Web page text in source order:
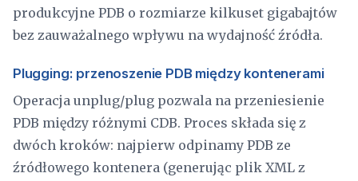
produkcyjne PDB o rozmiarze kilkuset gigabajtów
bez zauważalnego wpływu na wydajność źródła.
Plugging: przenoszenie PDB między kontenerami
Operacja unplug/plug pozwala na przeniesienie
PDB między różnymi CDB. Proces składa się z
dwóch kroków: najpierw odpinamy PDB ze
źródłowego kontenera (generując plik XML z